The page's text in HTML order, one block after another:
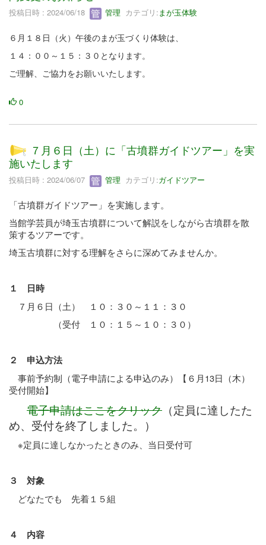
投稿日時 : 2024/06/18 管理 カテゴリ:まが玉体験
６月１８日（火）午後のまが玉づくり体験は、
１４：００～１５：３０となります。
ご理解、ご協力をお願いいたします。
0
７月６日（土）に「古墳群ガイドツアー」を実
施いたします
投稿日時 : 2024/06/07 管理 カテゴリ:ガイドツアー
「古墳群ガイドツアー」を実施します。
当館学芸員が埼玉古墳群について解説をしながら古墳群を散
策するツアーです。
埼玉古墳群に対する理解をさらに深めてみませんか。
１ 日時
７月６日（土） １０：３０～１１：３０
（受付 １０：１５～１０：３０）
２ 申込方法
事前予約制（電子申請による申込のみ）【６月13日（木）
受付開始】
電子申請はここをクリック （定員に達したた
め、受付を終了しました。）
※定員に達しなかったときのみ、当日受付可
３ 対象
どなたでも 先着１５組
４ 内容